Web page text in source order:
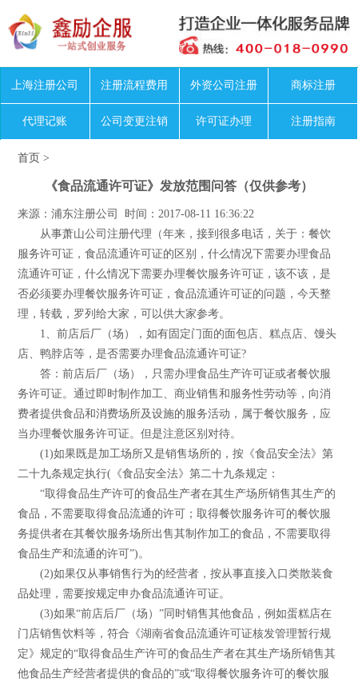
上海注册公司 注册流程费用 外资公司注册 商标注册
代理记账 公司变更注销 许可证办理 注册指南
首页 >
《食品流通许可证》发放范围问答（仅供参考）
来源：浦东注册公司 时间：2017-08-11 16:36:22
从事萧山公司注册代理（年来，接到很多电话，关于：餐饮
服务许可证，食品流通许可证的区别，什么情况下需要办理食品
流通许可证，什么情况下需要办理餐饮服务许可证，该不该，是
否必须要办理餐饮服务许可证，食品流通许可证的问题，今天整
理，转载，罗列给大家，可以供大家参考。
1、前店后厂（场），如有固定门面的面包店、糕点店、馒头
店、鸭脖店等，是否需要办理食品流通许可证?
答：前店后厂（场），只需办理食品生产许可证或者餐饮服
务许可证。通过即时制作加工、商业销售和服务性劳动等，向消
费者提供食品和消费场所及设施的服务活动，属于餐饮服务，应
当办理餐饮服务许可证。但是注意区别对待。
(1)如果既是加工场所又是销售场所的，按《食品安全法》第
二十九条规定执行(《食品安全法》第二十九条规定：
“取得食品生产许可的食品生产者在其生产场所销售其生产的
食品，不需要取得食品流通的许可；取得餐饮服务许可的餐饮服
务提供者在其餐饮服务场所出售其制作加工的食品，不需要取得
食品生产和流通的许可”)。
(2)如果仅从事销售行为的经营者，按从事直接入口类散装食
品处理，需要按规定申办食品流通许可证。
(3)如果“前店后厂（场）”同时销售其他食品，例如蛋糕店在
门店销售饮料等，符合《湖南省食品流通许可证核发管理暂行规
定》规定的“取得食品生产许可的食品生产者在其生产场所销售其
他食品生产经营者提供的食品的”或“取得餐饮服务许可的餐饮服